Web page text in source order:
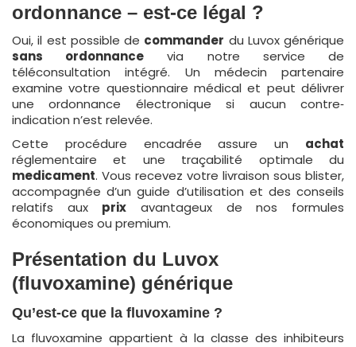
ordonnance – est-ce légal ?
Oui, il est possible de commander du Luvox générique
sans ordonnance via notre service de
téléconsultation intégré. Un médecin partenaire
examine votre questionnaire médical et peut délivrer
une ordonnance électronique si aucun contre‐
indication n’est relevée.
Cette procédure encadrée assure un achat
réglementaire et une traçabilité optimale du
medicament. Vous recevez votre livraison sous blister,
accompagnée d’un guide d’utilisation et des conseils
relatifs aux prix avantageux de nos formules
économiques ou premium.
Présentation du Luvox
(fluvoxamine) générique
Qu’est-ce que la fluvoxamine ?
La fluvoxamine appartient à la classe des inhibiteurs